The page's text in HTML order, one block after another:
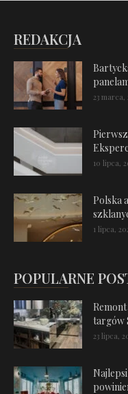
REDAKCJA
23 marca,
10 lipca,
Polska
1 lipca,
POPULARNE
targów
23 lipca,